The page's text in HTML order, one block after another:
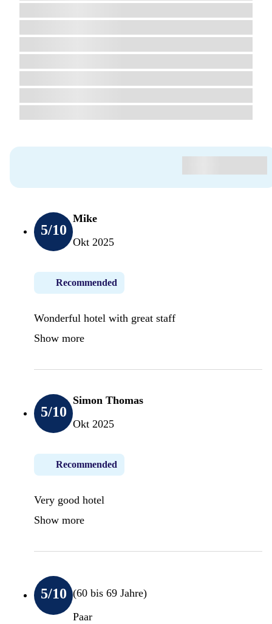
5/10
Mike
Okt 2025
Recommended
Wonderful hotel with great staff
Show more
5/10
Simon Thomas
Okt 2025
Recommended
Very good hotel
Show more
5/10 (60 bis 69 Jahre)
Paar